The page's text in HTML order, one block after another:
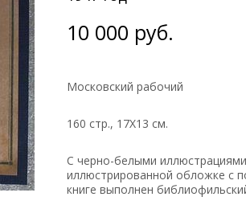
10 000 руб.
Московский рабочий
160 стр., 17Х13 см.
С черно-белыми
иллюстрированной обложке с
книге выполнен